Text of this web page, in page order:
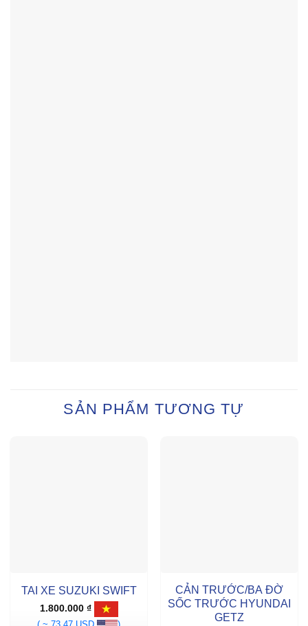
SẢN PHẨM TƯƠNG TỰ
TAI XE SUZUKI SWIFT
1.800.000 ₫
CẢN TRƯỚC/BA ĐỜ
SỐC TRƯỚC HYUNDAI
GETZ